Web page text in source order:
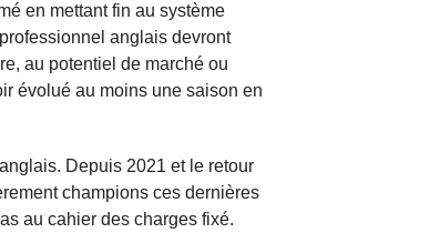
en mettant fin au système
anglais devront
au potentiel de marché ou
évolué au moins une saison en
Depuis 2021 et le retour
champions ces dernières
au cahier des charges fixé.